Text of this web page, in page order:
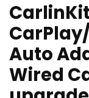
Auto
Wired